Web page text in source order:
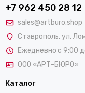
+7 962 450 28 12
sales@artburo.shop
Ставрополь,ул.
Ежедневно с 9:00
ООО «АРТ-БЮРО»
Каталог